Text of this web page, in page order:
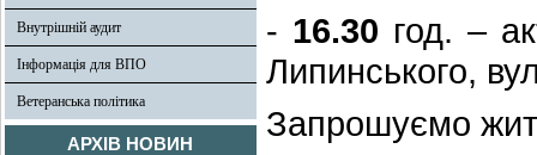
Внутрішній аудит
Інформація для ВПО
Ветеранська політика
АРХІВ НОВИН
- 16.30 год. –
Липинського,
Запрошуємо